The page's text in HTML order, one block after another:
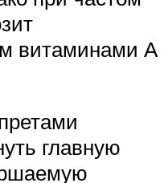
витаминами А
главную